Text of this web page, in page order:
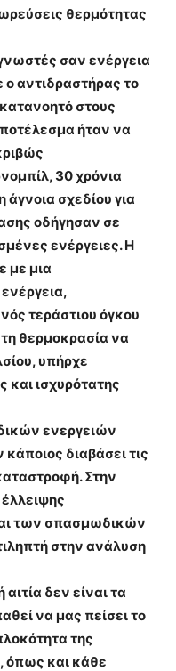
θερμότητας
σαν ενέργεια
αντιδραστήρας το
στους
ήταν να
30 χρόνια
άγνοια σχεδίου για
οδήγησαν σε
ενέργειες. Η
με μια
τεράστιου όγκου
θερμοκρασία να
υπήρχε
και ισχυρότατης
ενεργειών
διαβάσει τις
Στην
των σπασμωδικών
στην ανάλυση
δεν είναι τα
να μας πείσει το
της
όπως και κάθε